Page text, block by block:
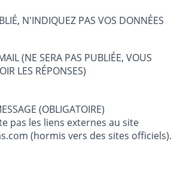
N'INDIQUEZ PAS VOS DONNÉES
(NE SERA PAS PUBLIÉE, VOUS
LES RÉPONSES)
TEXTE DE VOTRE MESSAGE (OBLIGATOIRE)
pas les liens externes au site
(hormis vers des sites officiels).